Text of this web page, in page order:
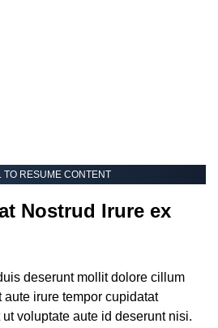
TO RESUME CONTENT
Nostrud Irure ex
deserunt mollit dolore cillum
irure tempor cupidatat
voluptate aute id deserunt nisi.